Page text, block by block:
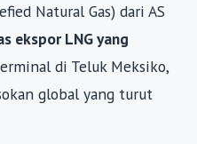
Natural Gas) dari AS
ekspor LNG yang
di Teluk Meksiko,
global yang turut